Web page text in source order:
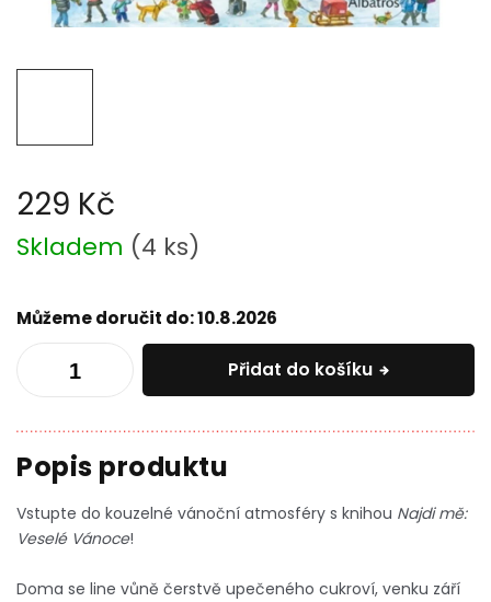
229 Kč
Měrná
cena:
Skladem (4 ks)
Můžeme doručit do:10.8.2026
Přidat do košíku
Vstupte do kouzelné vánoční atmosféry s knihou Najdi mě:
Veselé Vánoce!
Doma se line vůně čerstvě upečeného cukroví, venku září